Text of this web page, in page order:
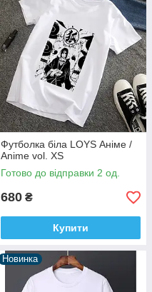
Футболка біла LOYS Аніме /
Anime vol. XS
Готово до відправки 2 од.
680 ₴
Купити
Новинка